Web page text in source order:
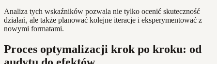
Analiza tych wskaźników pozwala nie tylko ocenić skuteczność
działań, ale także planować kolejne iteracje i eksperymentować z
nowymi formatami.
Proces optymalizacji krok po kroku: od